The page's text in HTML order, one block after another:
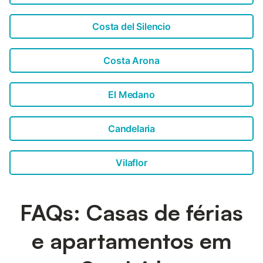
belas praias para dias de relaxamento ou sessões de
esportes aquáticos, bem como re...
Costa del Silencio
Costa Arona
El Medano
Candelaria
Vilaflor
FAQs: Casas de férias
e apartamentos em